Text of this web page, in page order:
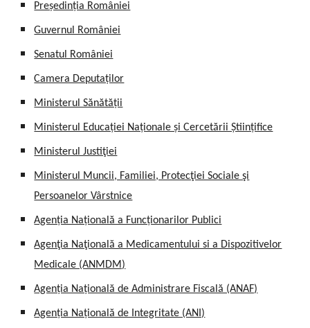
Președinția României
Guvernul României
Senatul României
Camera Deputaților
Ministerul Sănătății
Ministerul Educației Naționale și Cercetării Științifice
Ministerul Justiţiei
Ministerul Muncii, Familiei, Protecţiei Sociale şi
Persoanelor Vârstnice
Agenția Națională a Funcționarilor Publici
Agenţia Naţională a Medicamentului si a Dispozitivelor
Medicale (ANMDM)
Agenția Națională de Administrare Fiscală (ANAF)
Agenția Națională de Integritate (ANI)